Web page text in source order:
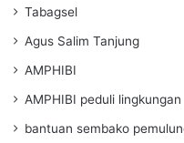
Tabagsel
Agus Salim Tanjung
AMPHIBI
AMPHIBI peduli lingkungan
bantuan sembako